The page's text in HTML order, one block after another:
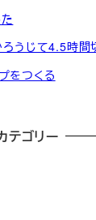
うじて4.5時間
をつくる
テゴリー